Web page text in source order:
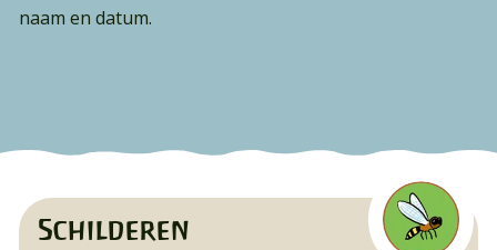
naam en datum.
Schilderen